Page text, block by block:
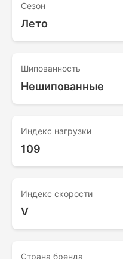
Сезон
Лето
Шипованность
Нешипованные
Индекс нагрузки
109
Индекс скорости
V
Страна бренда